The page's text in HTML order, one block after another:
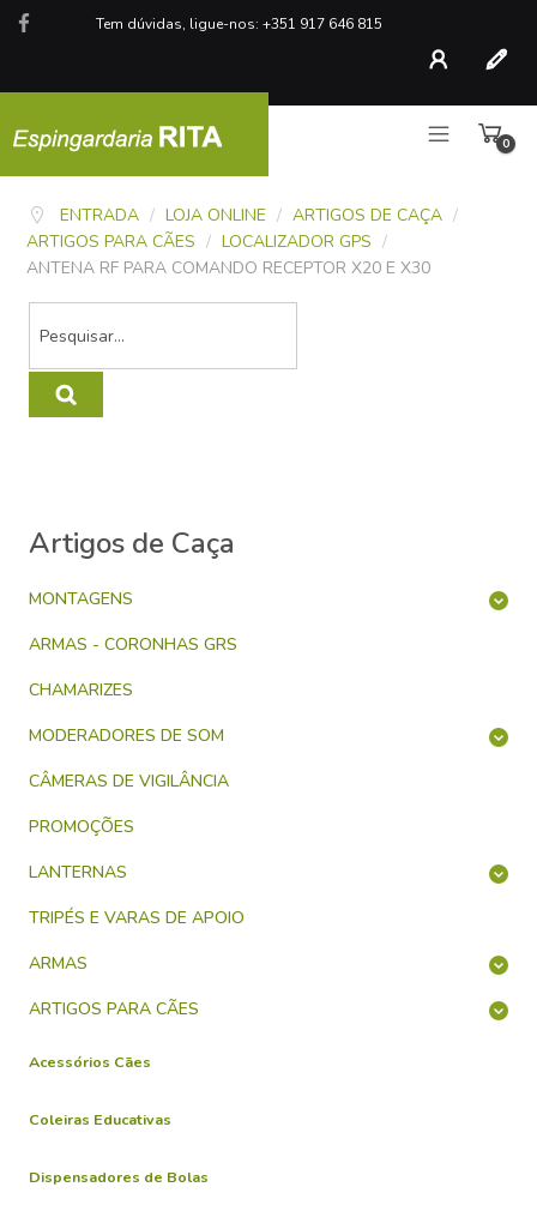
Tem dúvidas, ligue-nos: +351 917 646 815
Conta
0
ENTRADA / LOJA ONLINE / ARTIGOS DE CAÇA /
ARTIGOS PARA CÃES / LOCALIZADOR GPS /
ANTENA RF PARA COMANDO RECEPTOR X20 E X30
Artigos de Caça
MONTAGENS
ARMAS - CORONHAS GRS
CHAMARIZES
MODERADORES DE SOM
CÂMERAS DE VIGILÂNCIA
PROMOÇÕES
LANTERNAS
TRIPÉS E VARAS DE APOIO
ARMAS
ARTIGOS PARA CÃES
Acessórios Cães
Coleiras Educativas
Dispensadores de Bolas